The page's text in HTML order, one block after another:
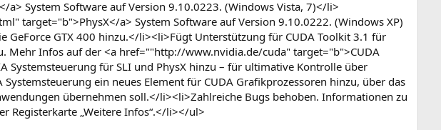
System Software auf Version 9.10.0223. (Windows Vista, 7)</li>
target="b">PhysX</a> System Software auf Version 9.10.0222. (Windows XP)
GTX 400 hinzu.</li><li>Fügt Unterstützung für CUDA Toolkit 3.1 für
Mehr Infos auf der <a href=""http://www.nvidia.de/cuda" target="b">CUDA
Systemsteuerung für SLI und PhysX hinzu – für ultimative Kontrolle über
ein neues Element für CUDA Grafikprozessoren hinzu, über das
übernehmen soll.</li><li>Zahlreiche Bugs behoben. Informationen zu
Registerkarte „Weitere Infos“.</li></ul>